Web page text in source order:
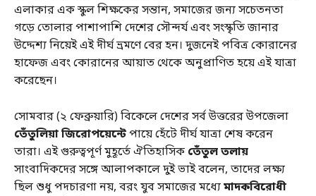
এলাকার এক স্কুল শিক্ষকের সন্তান, সমাজের জন্য সচেতনতা
গড়ে তোলার পাশাপাশি দেশের সৌন্দর্য এবং সংস্কৃতি জানার
উদ্দেশ্য নিয়েই এই দীর্ঘ ভ্রমণে বের হন। দুজনেই পবিত্র কোরানের
হাফেজ এবং কোরানের আয়াত থেকে অনুপ্রাণিত হয়ে এই যাত্রা
করেছেন।
সোমবার (২ ফেব্রুয়ারি) বিকেলে দেশের সর্ব উত্তরের উপজেলা
তেঁতুলিয়া জিরোপয়েন্টেপায়ে হেঁটে দীর্ঘ যাত্রা শেষ করেন
তারা। এই গুরুত্বপূর্ণ মুহূর্তে ঐতিহাসিক তেঁতুল তলায়
সাংবাদিকদের সঙ্গে আলাপকালে দুই ভাই বলেন, তাদের লক্ষ্য
ছিল শুধু পদচারণা নয়, বরং যুব সমাজের মধ্যেমাদকবিরোধী